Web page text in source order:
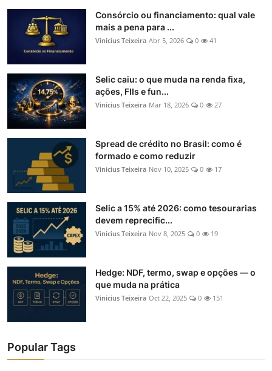
Consórcio ou financiamento: qual vale
mais a pena para ...
Vinicius Teixeira Abr 5, 2026 0 41
Selic caiu: o que muda na renda fixa,
ações, FIIs e fun...
Vinicius Teixeira Mar 18, 2026 0 27
Spread de crédito no Brasil: como é
formado e como reduzir
Vinicius Teixeira Nov 10, 2025 0 17
Selic a 15% até 2026: como tesourarias
devem reprecific...
Vinicius Teixeira Nov 8, 2025 0 19
Hedge: NDF, termo, swap e opções — o
que muda na prática
Vinicius Teixeira Oct 22, 2025 0 151
Popular Tags